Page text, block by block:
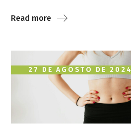
Read more
27 DE AGOSTO DE 2024